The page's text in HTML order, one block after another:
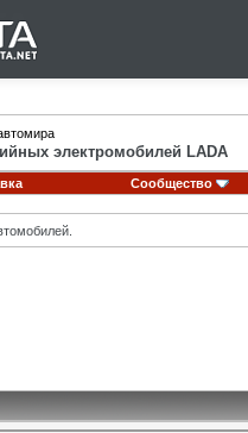
электромобилей LADA
Сообщество